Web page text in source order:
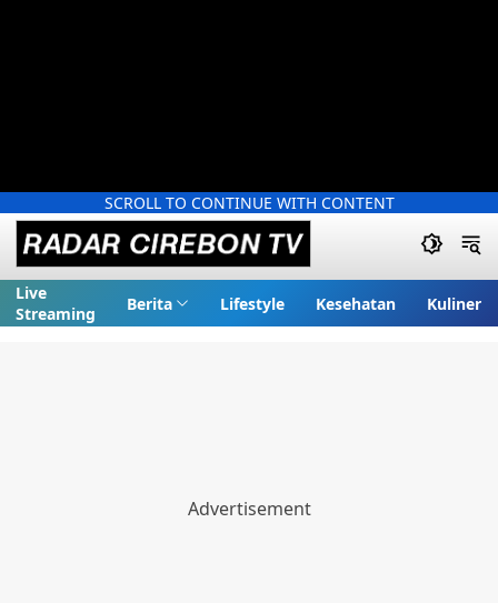
SCROLL TO CONTINUE WITH CONTENT
Live
Streaming
Berita Lifestyle Kesehatan Kuliner